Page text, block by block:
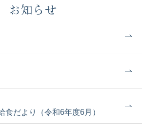
お知らせ
食だより（令和6年度6月）